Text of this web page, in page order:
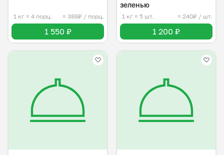
1 кг ≈ 4 порц. ≈ 388₽ / порц.
1 550 ₽
зеленью
1 кг ≈ 5 шт. ≈ 240₽ / шт.
1 200 ₽